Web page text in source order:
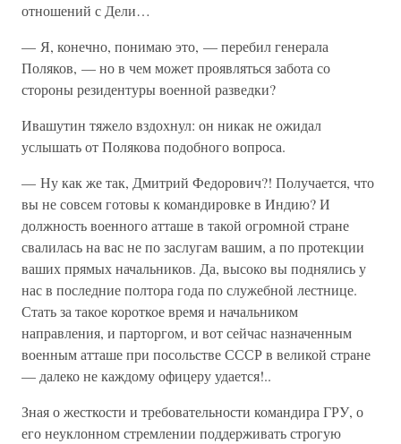
отношений с Дели…
— Я, конечно, понимаю это, — перебил генерала
Поляков, — но в чем может проявляться забота со
стороны резидентуры военной разведки?
Ивашутин тяжело вздохнул: он никак не ожидал
услышать от Полякова подобного вопроса.
— Ну как же так, Дмитрий Федорович?! Получается, что
вы не совсем готовы к командировке в Индию? И
должность военного атташе в такой огромной стране
свалилась на вас не по заслугам вашим, а по протекции
ваших прямых начальников. Да, высоко вы поднялись у
нас в последние полтора года по служебной лестнице.
Стать за такое короткое время и начальником
направления, и парторгом, и вот сейчас назначенным
военным атташе при посольстве СССР в великой стране
— далеко не каждому офицеру удается!..
Зная о жесткости и требовательности командира ГРУ, о
его неуклонном стремлении поддерживать строгую